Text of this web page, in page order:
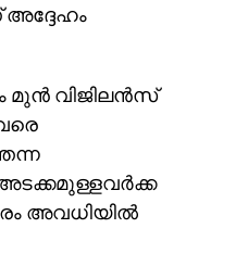
അദ്ദേഹം
മുന്‍ വിജിലന്‍സ്
അവധിയില്‍